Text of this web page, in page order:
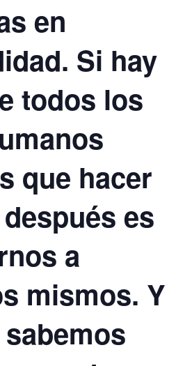
en
Si hay
todos los
que hacer
es
a
mismos. Y